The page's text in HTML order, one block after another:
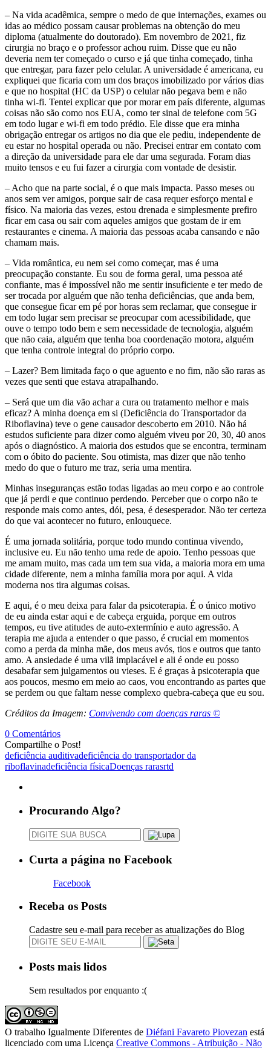
– Na vida acadêmica, sempre o medo de que internações, exames ou
idas ao médico possam causar problemas na obtenção do meu
diploma (atualmente do doutorado). Em novembro de 2021, fiz
cirurgia no braço e o professor achou ruim. Disse que eu não
deveria nem ter começado o curso e já que tinha começado, tinha
que entregar, para fazer pelo celular. A universidade é americana, eu
expliquei que ficaria com um dos braços imobilizado por vários dias
e que no hospital (HC da USP) o celular não pegava bem e não
tinha wi-fi. Tentei explicar que por morar em país diferente, algumas
coisas não são como nos EUA, como ter sinal de telefone com 5G
em todo lugar e wi-fi em todo prédio. Ele disse que era minha
obrigação entregar os artigos no dia que ele pediu, independente de
eu estar no hospital operada ou não. Precisei entrar em contato com
a direção da universidade para ele dar uma segurada. Foram dias
muito tensos e eu fui fazer a cirurgia com vontade de desistir.
– Acho que na parte social, é o que mais impacta. Passo meses ou
anos sem ver amigos, porque sair de casa requer esforço mental e
físico. Na maioria das vezes, estou drenada e simplesmente prefiro
ficar em casa ou sair com aqueles amigos que gostam de ir em
restaurantes e cinema. A maioria das pessoas acaba cansando e não
chamam mais.
– Vida romântica, eu nem sei como começar, mas é uma
preocupação constante. Eu sou de forma geral, uma pessoa até
confiante, mas é impossível não me sentir insuficiente e ter medo de
ser trocada por alguém que não tenha deficiências, que anda bem,
que consegue ficar em pé por horas sem reclamar, que consegue ir
em todo lugar sem precisar se preocupar com acessibilidade, que
ouve o tempo todo bem e sem necessidade de tecnologia, alguém
que não caia, alguém que tenha boa coordenação motora, alguém
que tenha controle integral do próprio corpo.
– Lazer? Bem limitada faço o que aguento e no fim, não são raras as
vezes que senti que estava atrapalhando.
– Será que um dia vão achar a cura ou tratamento melhor e mais
eficaz? A minha doença em si (Deficiência do Transportador da
Riboflavina) teve o gene causador descoberto em 2010. Não há
estudos suficiente para dizer como alguém viveu por 20, 30, 40 anos
após o diagnóstico. A maioria dos estudos que se encontra, terminam
com o óbito do paciente. Sou otimista, mas dizer que não tenho
medo do que o futuro me traz, seria uma mentira.
Minhas inseguranças estão todas ligadas ao meu corpo e ao controle
que já perdi e que continuo perdendo. Perceber que o corpo não te
responde mais como antes, dói, pesa, é desesperador. Não ter certeza
do que vai acontecer no futuro, enlouquece.
É uma jornada solitária, porque todo mundo continua vivendo,
inclusive eu. Eu não tenho uma rede de apoio. Tenho pessoas que
me amam muito, mas cada um tem sua vida, a maioria mora em uma
cidade diferente, nem a minha família mora por aqui. A vida
moderna nos tira algumas coisas.
E aqui, é o meu deixa para falar da psicoterapia. É o único motivo
de eu ainda estar aqui e de cabeça erguida, porque em outros
tempos, eu tive atitudes de auto-extermínio e auto agressão. A
terapia me ajuda a entender o que passo, é crucial em momentos
como a perda da minha mãe, dos meus avós, tios e outros que tanto
amo. A ansiedade é uma vilã implacável e ali é onde eu posso
desabafar sem julgamentos ou vieses. E é graças à psicoterapia que
aos poucos, mesmo em meio ao caos, vou encontrando as partes que
se perdem ou que faltam nesse complexo quebra-cabeça que eu sou.
Créditos da Imagem: Convivendo com doenças raras ©
0 Comentários
Compartilhe o Post!
deficiência auditivadeficiência do transportador da
riboflavinadeficiência físicaDoenças rarasrtd
Procurando Algo?
Curta a página no Facebook
Facebook
Receba os Posts
Cadastre seu e-mail para receber as atualizações do Blog
Posts mais lidos
Sem resultados por enquanto :(
O trabalho Igualmente Diferentes de Diéfani Favareto Piovezan está
licenciado com uma Licença Creative Commons - Atribuição - Não